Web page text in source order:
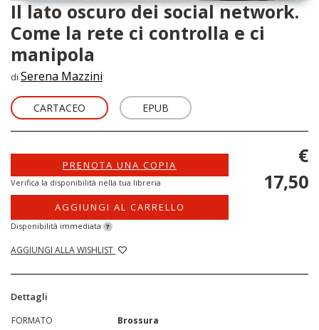
Il lato oscuro dei social network.
Come la rete ci controlla e ci
manipola
di Serena Mazzini
CARTACEO EPUB
PRENOTA UNA COPIA
Verifica la disponibilità nella tua libreria
AGGIUNGI AL CARRELLO
Disponibilità immediata ?
AGGIUNGI ALLA WISHLIST
€
17,50
Dettagli
FORMATO
Brossura